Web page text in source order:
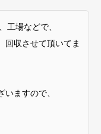
工場などで、
回収させて頂いてま
ますので、